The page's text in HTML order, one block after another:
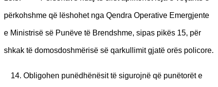
përkohshme që lëshohet nga Qendra Operative Emergjente
e Ministrisë së Punëve të Brendshme, sipas pikës 15, për
shkak të domosdoshmërisë së qarkullimit gjatë orës policore.
Obligohen punëdhënësit të sigurojnë që punëtorët e